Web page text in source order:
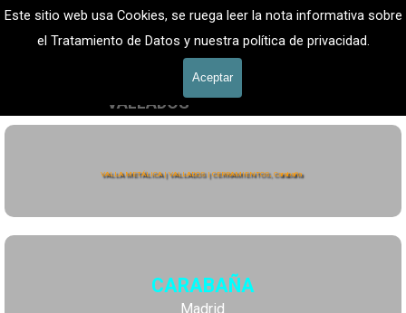
Este sitio web usa Cookies, se ruega leer la nota informativa sobre
el Tratamiento de Datos y nuestra política de privacidad.
Aceptar
Vaya al Contenido
FINCAS
VALLADOSValla Hércules
601 900 178
VALLA METÁLICA | VALLADOS | CERRAMIENTOS, Carabaña
CARABAÑA
Madrid